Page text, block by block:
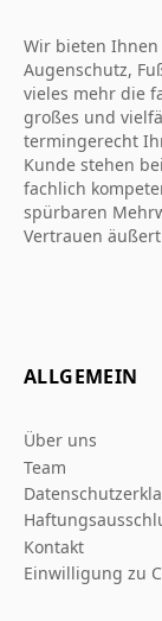
Wir bieten
Augenschutz,
vieles mehr die
großes und
termingerecht
Kunde stehen
fachlich
spürbaren
Vertrauen
ALLGEMEIN
Über uns
Team
Kontakt
Einwilligung zu